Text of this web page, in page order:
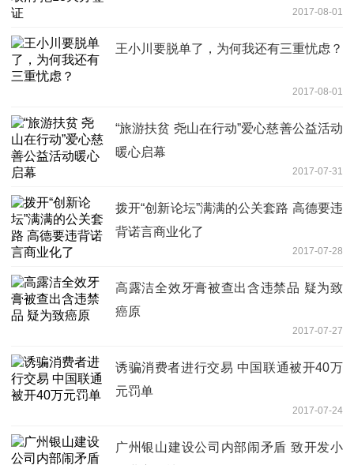
2017-08-01
王小川要脱单了，为何我还有三重忧虑？
2017-08-01
“旅游扶贫 尧山在行动”爱心慈善公益活动
暖心启幕
2017-07-31
拨开“创新论坛”满满的公关套路 高德要违
背诺言商业化了
2017-07-28
高露洁全效牙膏被查出含违禁品 疑为致
癌原
2017-07-27
诱骗消费者进行交易 中国联通被开40万
元罚单
2017-07-24
广州银山建设公司内部闹矛盾 致开发小